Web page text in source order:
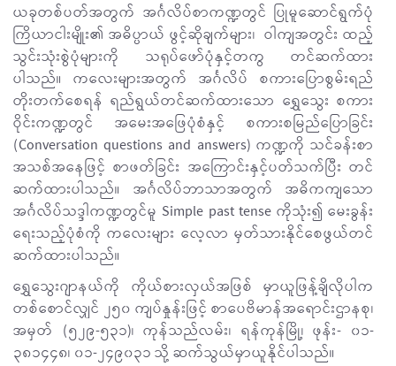
ယခုတစ်ပတ်အတွက် အင်္ဂလိပ်စာကဏ္ဍတွင် ပြုမူဆောင်ရွက်ပုံ
ကြိယာငါးမျိုး၏ အဓိပ္ပာယ် ဖွင့်ဆိုချက်များ၊ ဝါကျအတွင်း ထည့်
သွင်းသုံးစွဲပုံများကို သရုပ်ဖော်ပုံနှင့်တကွ တင်ဆက်ထား
ပါသည်။ ကလေးများအတွက် အင်္ဂလိပ် စကားပြောစွမ်းရည်
တိုးတက်စေရန် ရည်ရွယ်တင်ဆက်ထားသော ရွှေသွေး စကား
ဝိုင်းကဏ္ဍတွင် အမေးအဖြေပုံစံနှင့် စကားစမြည်ပြောခြင်း
(Conversation questions and answers) ကဏ္ဍကို သင်ခန်းစာ
အသစ်အနေဖြင့် စာဖတ်ခြင်း အကြောင်းနှင့်ပတ်သက်ပြီး တင်
ဆက်ထားပါသည်။ အင်္ဂလိပ်ဘာသာအတွက် အဓိကကျသော
အင်္ဂလိပ်သဒ္ဒါကဏ္ဍတွင်မူ Simple past tense ကိုသုံး၍ မေးခွန်း
ရေးသည့်ပုံစံကို ကလေးများ လေ့လာ မှတ်သားနိုင်စေဖွယ်တင်
ဆက်ထားပါသည်။
ရွှေသွေးဂျာနယ်ကို ကိုယ်စားလှယ်အဖြစ် မှာယူဖြန့်ချိလိုပါက
တစ်စောင်လျှင် ၂၅၀ ကျပ်နှုန်းဖြင့် စာပေဗိမာန်အရောင်းဌာနစု၊
အမှတ် (၅၂၉-၅၃၁)၊ ကုန်သည်လမ်း၊ ရန်ကုန်မြို့၊ ဖုန်း- ၀၁-
၃၈၁၄၄၈၊ ၀၁-၂၄၉၀၃၁ သို့ ဆက်သွယ်မှာယူနိုင်ပါသည်။